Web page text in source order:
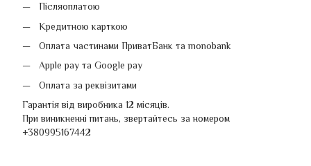
Післяоплатою
Кредитною карткою
Оплата частинами ПриватБанк та monobank
Apple pay та Google pay
Оплата за реквізитами
Гарантія від виробника 12 місяців.
При виникненні питань, звертайтесь за номером
+380995167442